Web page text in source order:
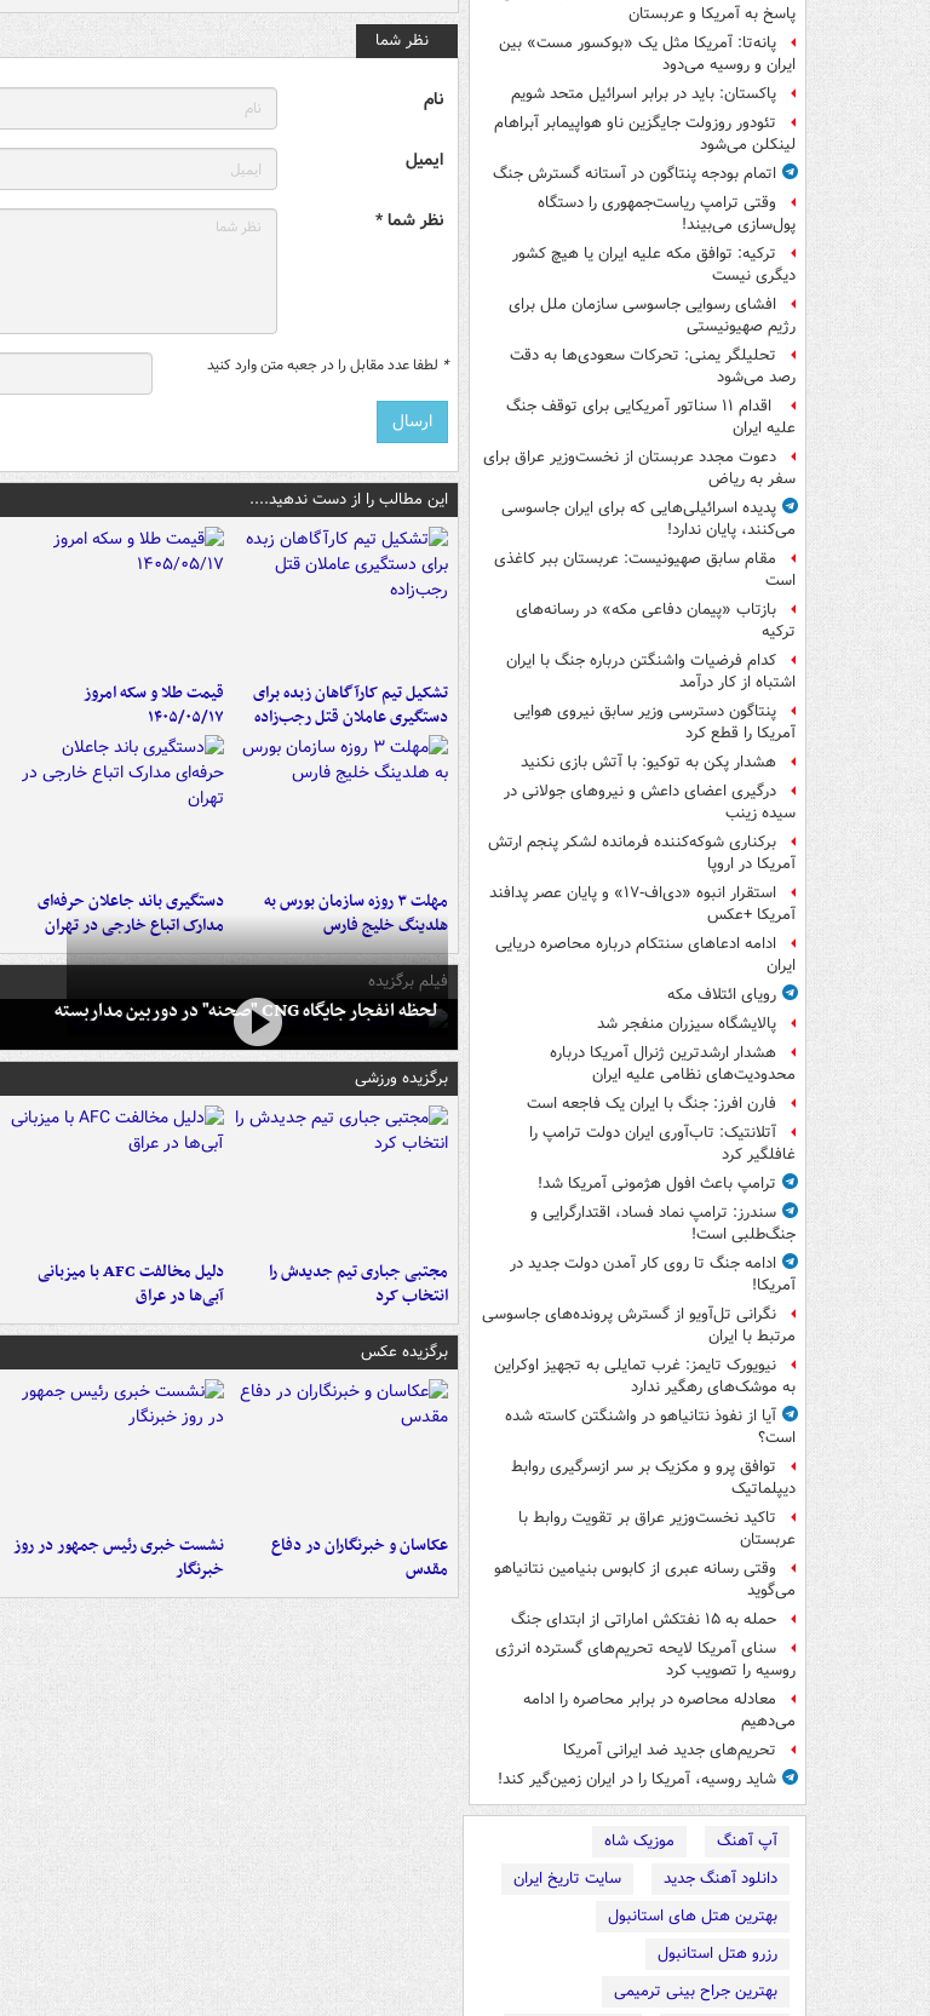
پاسخ به آمریکا و عربستان
پانه‌تا: آمریکا مثل یک «بوکسور مست» بین
ایران و روسیه می‌دود
پاکستان: باید در برابر اسرائیل متحد شویم
تئودور روزولت جایگزین ناو هواپیمابر آبراهام
لینکلن می‌شود
اتمام بودجه پنتاگون در آستانه گسترش جنگ
وقتی ترامپ ریاست‌جمهوری را دستگاه
پول‌سازی می‌بیند!
ترکیه: توافق مکه علیه ایران یا هیچ کشور
دیگری نیست
افشای رسوایی جاسوسی سازمان ملل برای
رژیم صهیونیستی
تحلیلگر یمنی: تحرکات سعودی‌ها به دقت
رصد می‌شود
اقدام ۱۱ سناتور آمریکایی برای توقف جنگ
علیه ایران
دعوت مجدد عربستان از نخست‌وزیر عراق برای
سفر به ریاض
پدیده اسرائیلی‌هایی که برای ایران جاسوسی
می‌کنند، پایان ندارد!
مقام سابق صهیونیست: عربستان ببر کاغذی
است
بازتاب «پیمان دفاعی مکه» در رسانه‌های
ترکیه
کدام فرضیات واشنگتن درباره جنگ با ایران
اشتباه از کار درآمد
پنتاگون دسترسی وزیر سابق نیروی هوایی
آمریکا را قطع کرد
هشدار پکن به توکیو: با آتش بازی نکنید
درگیری اعضای داعش و نیروهای جولانی در
سیده زینب
برکناری شوکه‌کننده فرمانده لشکر پنجم ارتش
آمریکا در اروپا
استقرار انبوه «دی‌اف‑۱۷» و پایان عصر پدافند
آمریکا +عکس
ادامه ادعاهای سنتکام درباره محاصره دریایی
ایران
رویای ائتلاف مکه
پالایشگاه سیزران منفجر شد
هشدار ارشدترین ژنرال آمریکا درباره
محدودیت‌های نظامی علیه ایران
فارن افرز: جنگ با ایران یک فاجعه است
آتلانتیک: تاب‌آوری ایران دولت ترامپ را
غافلگیر کرد
ترامپ باعث افول هژمونی آمریکا شد!
سندرز: ترامپ نماد فساد، اقتدارگرایی و
جنگ‌طلبی است!
ادامه جنگ تا روی کار آمدن دولت جدید در
آمریکا!
نگرانی تل‌آویو از گسترش پرونده‌های جاسوسی
مرتبط با ایران
نیویورک تایمز: غرب تمایلی به تجهیز اوکراین
به موشک‌های رهگیر ندارد
آیا از نفوذ نتانیاهو در واشنگتن کاسته شده
است؟
توافق پرو و مکزیک بر سر ازسرگیری روابط
دیپلماتیک
تاکید نخست‌وزیر عراق بر تقویت روابط با
عربستان
وقتی رسانه عبری از کابوس بنیامین نتانیاهو
می‌گوید
حمله به ۱۵ نفتکش‌ اماراتی از ابتدای جنگ
سنای آمریکا لایحه تحریم‌های گسترده انرژی
روسیه را تصویب کرد
معادله محاصره در برابر محاصره را ادامه
می‌دهیم
تحریم‌های جدید ضد ایرانی آمریکا
شاید روسیه، آمریکا را در ایران زمین‌گیر کند!
آپ آهنگ
موزیک شاه
دانلود آهنگ جدید
سایت تاریخ ایران
بهترین هتل های استانبول
رزرو هتل استانبول
بهترین جراح بینی ترمیمی
نظر شما
نام
ایمیل
نظر شما *
* لطفا عدد مقابل را در جعبه متن وارد کنید
این مطالب را از دست ندهید....
تشکیل تیم کارآگاهان زبده برای
دستگیری عاملان قتل رجب‌زاده
قیمت طلا و سکه امروز
۱۴۰۵/۰۵/۱۷
مهلت ۳ روزه سازمان بورس به
هلدینگ خلیج فارس
دستگیری باند جاعلان حرفه‌ای
مدارک اتباع خارجی در تهران
فیلم برگزیده
لحظه انفجار جایگاه CNG "صحنه" در دوربین مداربسته
برگزیده ورزشی
مجتبی جباری تیم جدیدش را
انتخاب کرد
دلیل مخالفت AFC با میزبانی
آبی‌ها در عراق
برگزیده عکس
عکاسان و خبرنگاران در دفاع
مقدس
نشست خبری رئیس جمهور در روز
خبرنگار